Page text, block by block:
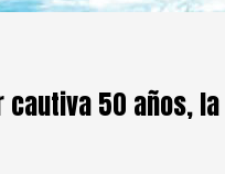
cautiva 50 años,